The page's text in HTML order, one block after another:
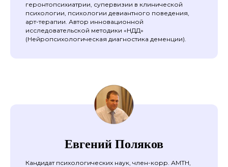
геронтопсихиатрии, супервизии в клинической
психологии, психологии девиантного поведения,
арт-терапии. Автор инновационной
исследовательской методики «НДД»
(Нейропсихологическая диагностика деменции).
Евгений Поляков
Кандидат психологических наук, член-корр. АМТН,